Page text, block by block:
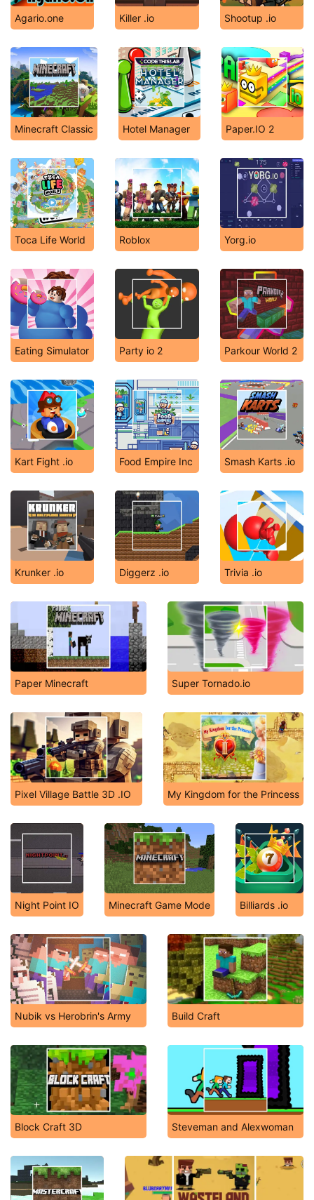
Agario.one Killer .io Shootup .io
Minecraft Classic Hotel Manager Paper.IO 2
Toca Life World Roblox Yorg.io
Eating Simulator Party io 2 Parkour World 2
Kart Fight .io Food Empire Inc Smash Karts .io
Krunker .io Diggerz .io Trivia .io
Paper Minecraft Super Tornado.io
Pixel Village Battle 3D .IO My Kingdom for the Princess
Night Point IO Minecraft Game Mode Billiards .io
Nubik vs Herobrin's Army Build Craft
Block Craft 3D Steveman and Alexwoman